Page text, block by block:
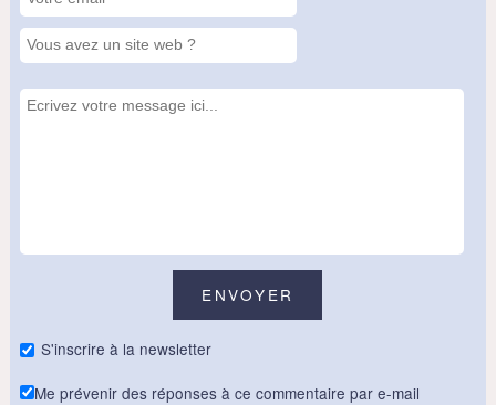
S'inscrire à la newsletter
Me prévenir des réponses à ce commentaire par e-mail